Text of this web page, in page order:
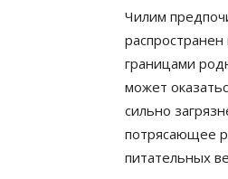
Чилим
границами
может
сильно
потрясающее
питательных